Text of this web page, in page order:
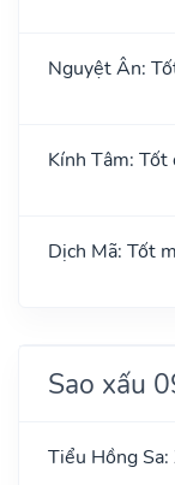
Nguyệt Ân:
Kính Tâm:
Dịch Mã: Tốt
Sao xấu
Tiểu Hồng